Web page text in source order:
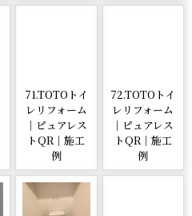
71.TOTOトイ
レリフォーム
｜ピュアレス
トQR｜施工
例
72.TOTOトイ
レリフォーム
｜ピュアレス
トQR｜施工
例